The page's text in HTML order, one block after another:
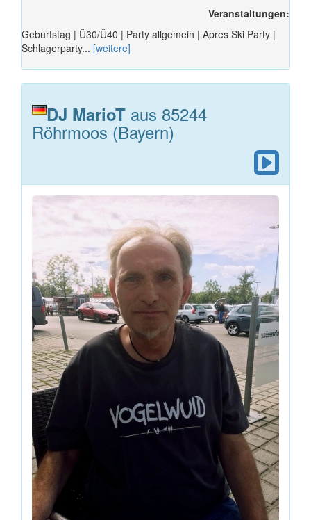
Veranstaltungen:
Geburtstag | Ü30/Ü40 | Party allgemein | Apres Ski Party |
Schlagerparty... [weitere]
DJ MarioT aus 85244
Röhrmoos (Bayern)